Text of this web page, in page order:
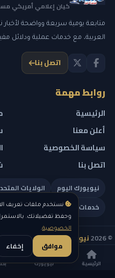
الرئيسية نيويورك
نستخدم ملفات تعريف
وحفظ تفضيلاتك.
الخصوصية.
موافق إخفاء
كيان إعلامي أمريكي مسجل برقم
متابعة يومية سريعة وواضحة لأخبار
العربية، مع خدمات عملية ودلائل
اتصل بنا
روابط مهمة
الرئيسية
أعلن معنا
سياسة الخصوصية
اتصل بنا
نيويورك اليوم الولايات
خدمات تهمك
© 2026 نيويورك نيوز
IN ARABIC LLC — رقم التسجيل 0451351808